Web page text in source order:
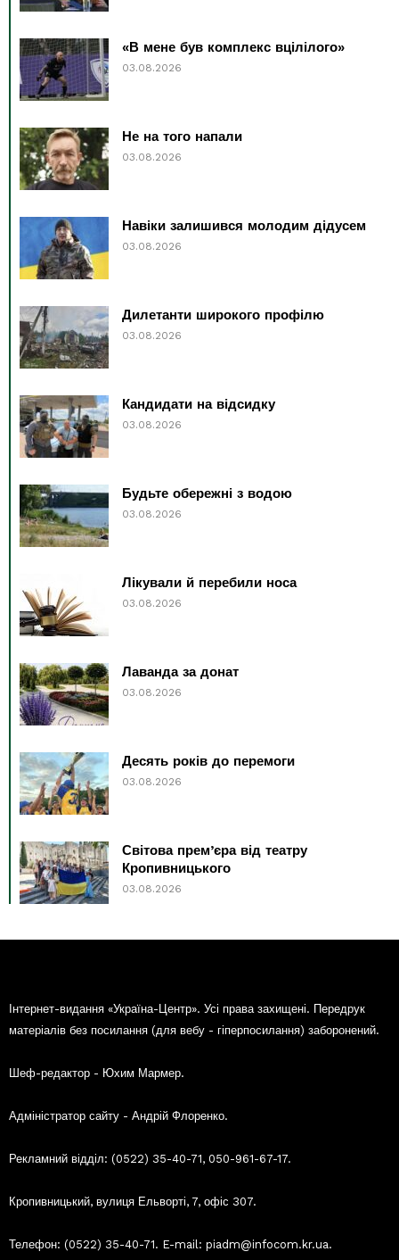
«В мене був комплекс вцілілого»
03.08.2026
Не на того напали
03.08.2026
Навіки залишився молодим дідусем
03.08.2026
Дилетанти широкого профілю
03.08.2026
Кандидати на відсидку
03.08.2026
Будьте обережні з водою
03.08.2026
Лікували й перебили носа
03.08.2026
Лаванда за донат
03.08.2026
Десять років до перемоги
03.08.2026
Світова прем’єра від театру
Кропивницького
03.08.2026
Інтернет-видання «Україна-Центр». Усі права захищені. Передрук
матеріалів без посилання (для вебу - гіперпосилання) заборонений.
Шеф-редактор - Юхим Мармер.
Адміністратор сайту - Андрій Флоренко.
Рекламний відділ: (0522) 35-40-71, 050-961-67-17.
Кропивницький, вулиця Ельворті, 7, офіс 307.
Телефон: (0522) 35-40-71. E-mail: piadm@infocom.kr.ua.